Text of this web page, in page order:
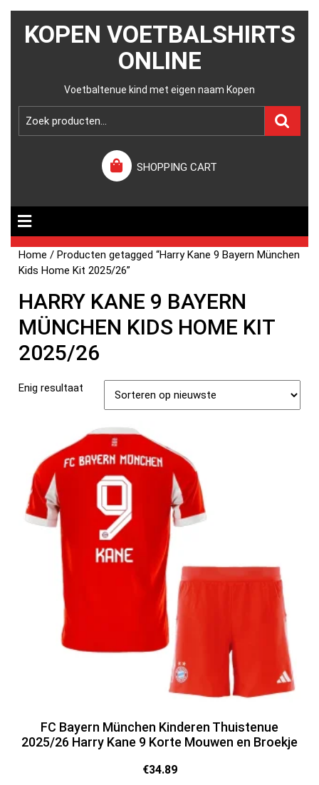
KOPEN VOETBALSHIRTS
ONLINE
Voetbaltenue kind met eigen naam Kopen
SHOPPING CART
Home / Producten getagged “Harry Kane 9 Bayern München
Kids Home Kit 2025/26”
HARRY KANE 9 BAYERN
MÜNCHEN KIDS HOME KIT
2025/26
Enig resultaat
FC Bayern München Kinderen Thuistenue
2025/26 Harry Kane 9 Korte Mouwen en Broekje
€34.89